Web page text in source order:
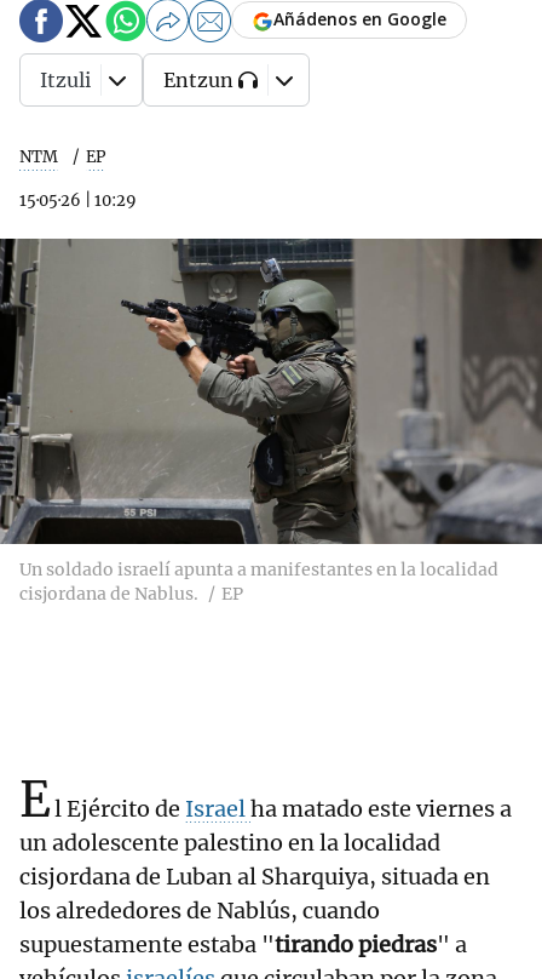
NTM EP
15·05·26 10:29
Añádenos en Google
Itzuli Entzun
Un soldado israelí apunta a manifestantes en la localidad
cisjordana de Nablus.
EP
El Ejército de Israelha matado este viernes a
un adolescente palestino en la localidad
cisjordana de Luban al Sharquiya, situada en
los alrededores de Nablús, cuando
supuestamente estaba "tirando piedras" a